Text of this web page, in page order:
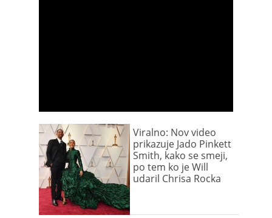
Viralno: Nov video
prikazuje Jado Pinkett
Smith, kako se smeji,
po tem ko je Will
udaril Chrisa Rocka